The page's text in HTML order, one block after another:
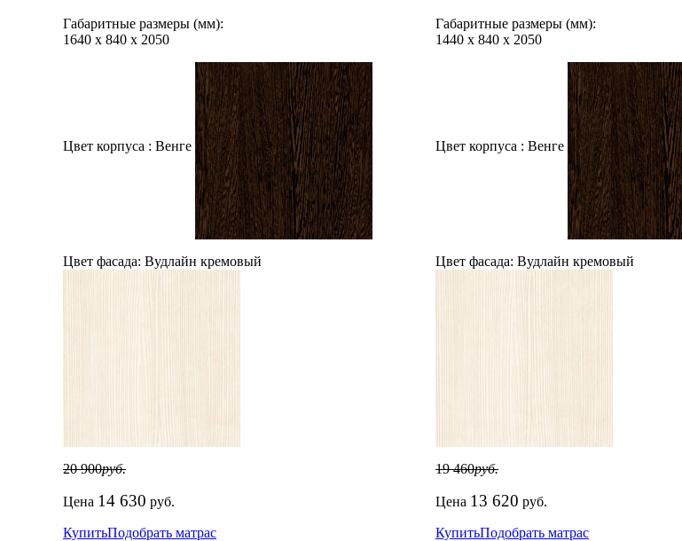
Габаритные размеры (мм):
1640 х 840 х 2050
Цвет корпуса : Венге
Цвет фасада: Вудлайн кремовый
20 900руб.
Цена 14 630 руб.
КупитьПодобрать матрас
Габаритные размеры (мм):
1440 х 840 х 2050
Цвет корпуса : Венге
Цвет фасада: Вудлайн кремовый
19 460руб.
Цена 13 620 руб.
КупитьПодобрать матрас